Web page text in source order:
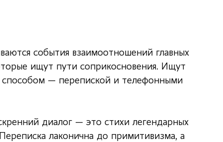
события взаимоотношений главных
ищут пути соприкосновения. Ищут
— перепиской и телефонными
диалог — это стихи легендарных
лаконична до примитивизма, а